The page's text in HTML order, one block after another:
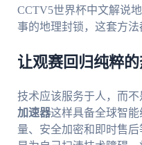
CCTV5世界杯中文解说
事的地理封锁，这套方法
让观赛回归纯粹
技术应该服务于人，而
加速器这样具备全球智
量、安全加密和即时售